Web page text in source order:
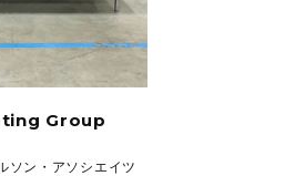
Group
ソン・アソシエイツ